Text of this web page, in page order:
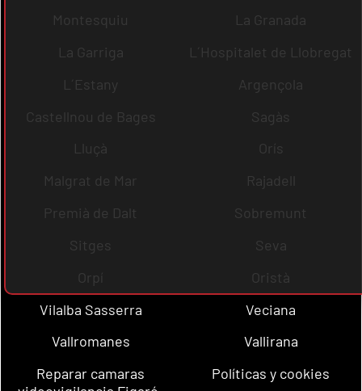
Montesquiu
La Granada
La Garriga
L´Hospitalet de Llobregat
L´Estany
Argençola
Castellnou de Bages
Sagàs
Lluçà
Orís
Malgrat de Mar
Rajadell
Premià de Dalt
Sobremunt
Sitges
Seva
Orpí
Oristà
Vilalba Sasserra
Veciana
Vallromanes
Vallirana
Reparar camaras
Políticas y cookies